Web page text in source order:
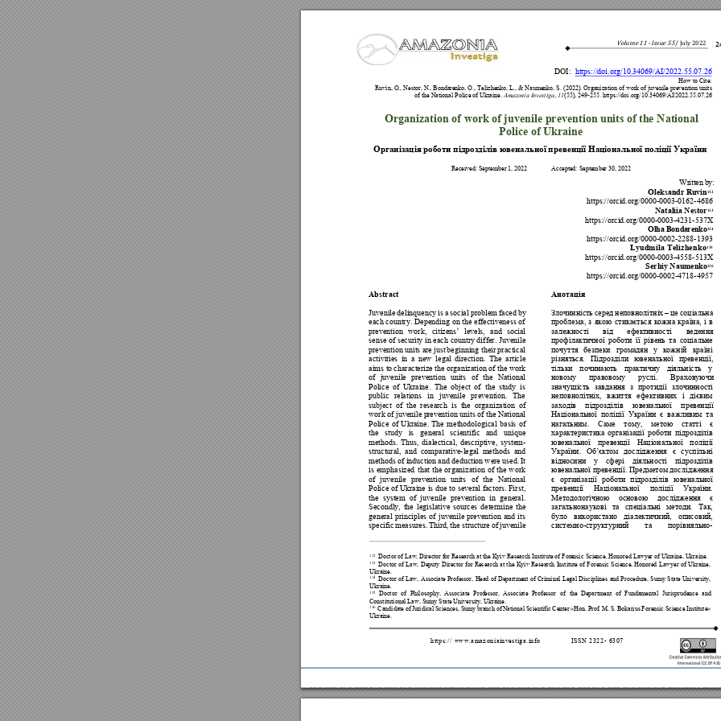
Volume 11 - Issue 55 / Ju ly 2022
https:// www.amazoniainvestiga.info ISSN 2322- 6307
DOI: https://doi.org/10.34069/AI/2022.55.07.26
How to Cite:
Ruvin, O., Nestor, N., Bondarenko, O., Telizhenko, L., & Naumenko, S. (2022). Organization of work of juvenile prevention units
of the National Police of Ukraine. Amazonia Investiga, 11(55), 249-255. https://doi.org/10.34069/AI/2022.55.07.26
Organization of work of juvenile prevention units of the National
Police of Ukraine
Організація роботи підрозділів ювенальної превенції Національної поліції України
Received: September 1, 2022               Accepted: September 30, 2022
Written by:
Oleksandr Ruvin112
https://orcid.org/0000-0003-0162-4686
Nataliia Nestor113
https://orcid.org/0000-0003-4231-537X
Olha Bondarenko114
https://orcid.org/0000-0002-2288-1393
Lyudmila Telizhenko115
https://orcid.org/0000-0003-4558-513X
Serhiy Naumenko116
https://orcid.org/0000-0002-4718-4957
Abstract
Juvenile delinquency is a social problem faced by
each country. Depending on the effectiveness of
prevention work, citizens’ levels, and social
sense of security in each country differ. Juvenile
prevention units are just beginning their practical
activities in a new legal direction. The article
aims to characterize the organization of the work
of juvenile prevention units of the National
Police of Ukraine. The object of the study is
public relations in juvenile prevention. The
subject of the research is the organization of
work of juvenile prevention units of the National
Police of Ukraine. The methodological basis of
the study is general scientific and unique
methods. Thus, dialectical, descriptive, system-
structural, and comparative-legal methods and
methods of induction and deduction were used. It
is emphasized that the organization of the work
of juvenile prevention units of the National
Police of Ukraine is due to several factors. First,
the system of juvenile prevention in general.
Secondly, the legislative sources determine the
general principles of juvenile prevention and its
specific measures. Third, the structure of juvenile
Анотація
Злочинність серед неповнолітніх – це соціальна
проблема, з якою стикається кожна країна, і в
залежності
від ефективності
ведення
профілактичної роботи її рівень та соціальне
почуття
безпеки громадян у кожній країні
різняться. Підрозділи ювенальної превенції,
тільки починають практичну діяльність
у
новому
правовому руслі.
Враховуючи
значущість
завдання з протидії
злочинності
неповнолітніх, вжиття ефективних і дієвим
заходів
підрозділів ювенальної
превенції
Національної поліції України є важливим та
нагальним. Саме тому, метою статті
є
характеристика організації роботи підрозділів
ювенальної
превенції Національної
поліції
України. Об’єктом дослідження є суспільні
відносини
у сфері діяльності
підрозділів
ювенальної превенції. Предметом дослідження
є
організації роботи підрозділів
ювенальної
превенції
Національної поліції України.
Методологічною основою дослідження
є
загальнонаукові
та спеціальні методи. Так,
було використано діалектичний, описовий,
системно-структурний та порівняльно-
112 Doctor of Law, Director for Research at the Kyiv Research Institute of Forensic Science, Honored Lawyer of Ukraine, Ukraine.
113 Doctor of Law, Deputy Director for Research at the Kyiv Research Institute of Forensic Science, Honored Lawyer of Ukraine,
Ukraine.
114 Doctor of Law, Associate Professor, Head of Department of Criminal Legal Disciplines and Procedure, Sumy State University,
Ukraine.
115 Doctor of Philosophy, Associate Professor, Associate Professor of the Department of Fundamental Jurisprudence and
Constitutional Law, Sumy State University, Ukraine.
116 Candidate of Juridical Sciences, Sumy branch ofNational Scientific Center «Hon. Prof. M. S. Bokarius Forensic Science Institute»
Ukraine.